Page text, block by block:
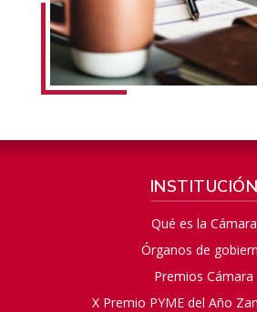
INSTITUCIÓN
Qué es la Cámara
Órganos de
Premios Cámara
X Premio PYME del Año